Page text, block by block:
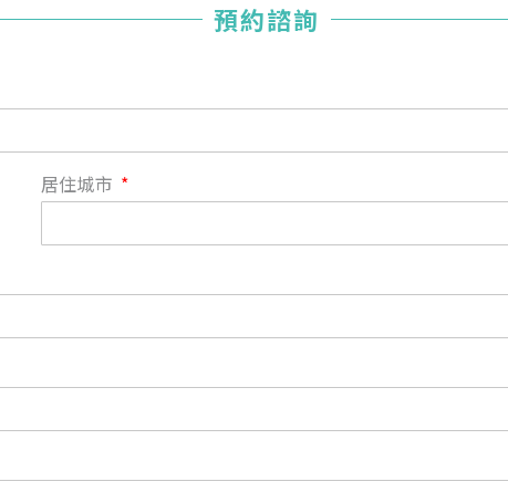
預約諮詢
居住城市
您好，您的會員申請，已成功送出，經本協會理事會審核
【會費】
入會費新臺幣1200元，於會員入會時繳納；常年會費1200
元，於每年度繳納。
戶名: 社團法人台灣自律神經健康培訓暨發展協會